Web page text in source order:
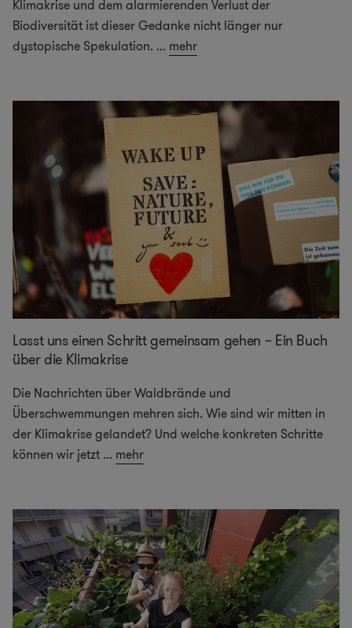
Klimakrise und dem alarmierenden Verlust der
Biodiversität ist dieser Gedanke nicht länger nur
dystopische Spekulation. ... mehr
Lasst uns einen Schritt gemeinsam gehen – Ein Buch
über die Klimakrise
Die Nachrichten über Waldbrände und
Überschwemmungen mehren sich. Wie sind wir mitten in
der Klimakrise gelandet? Und welche konkreten Schritte
können wir jetzt ... mehr